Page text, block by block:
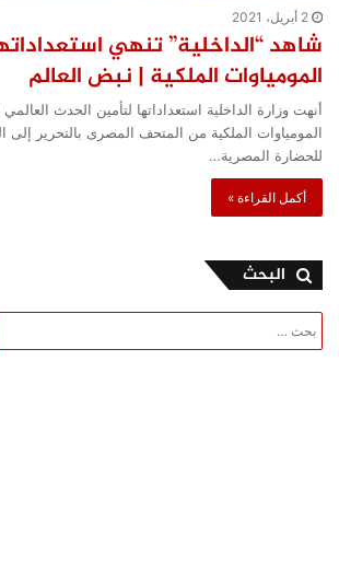
2 أبريل، 2021
شاهد “الداخلية” تنهي
المومياوات الملكية | نبض العالم
أنهت وزارة الداخلية استعداداتها لتأمين الحدث
المومياوات الملكية من المتحف المصرى بالتحرير إلى
للحضارة المصرية…
أكمل القراءة »
البحث